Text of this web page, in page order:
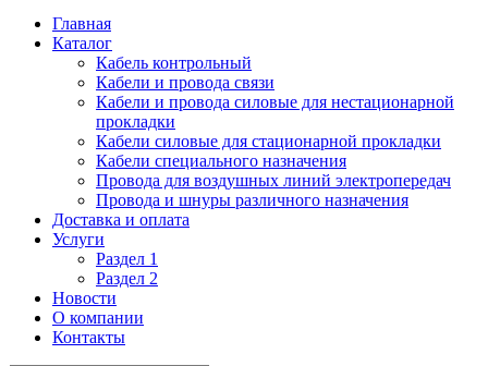
Главная
Каталог
Кабель контрольный
Кабели и провода связи
Кабели и провода силовые для нестационарной
прокладки
Кабели силовые для стационарной прокладки
Кабели специального назначения
Провода для воздушных линий электропередач
Провода и шнуры различного назначения
Доставка и оплата
Услуги
Раздел 1
Раздел 2
Новости
О компании
Контакты